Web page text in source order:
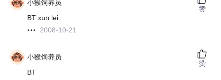
小猴饲养员
BT xun lei
2008-10-21
赞
小猴饲养员
BT
赞